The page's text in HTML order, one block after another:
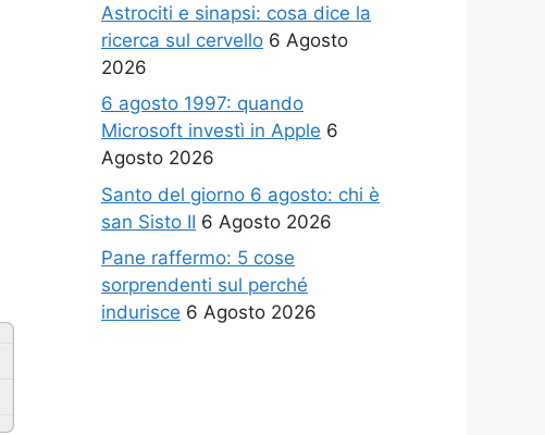
Astrociti e sinapsi: cosa dice la
ricerca sul cervello 6 Agosto
2026
6 agosto 1997: quando
Microsoft investì in Apple 6
Agosto 2026
Santo del giorno 6 agosto: chi è
san Sisto II 6 Agosto 2026
Pane raffermo: 5 cose
sorprendenti sul perché
indurisce 6 Agosto 2026